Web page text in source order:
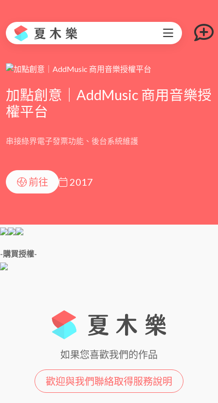
加點創意｜AddMusic 商用音樂授
權平台
串接綠界電子發票功能、後台系統維護
前往 2017
-購買授權-
如果您喜歡我們的作品
歡迎與我們聯絡取得服務說明